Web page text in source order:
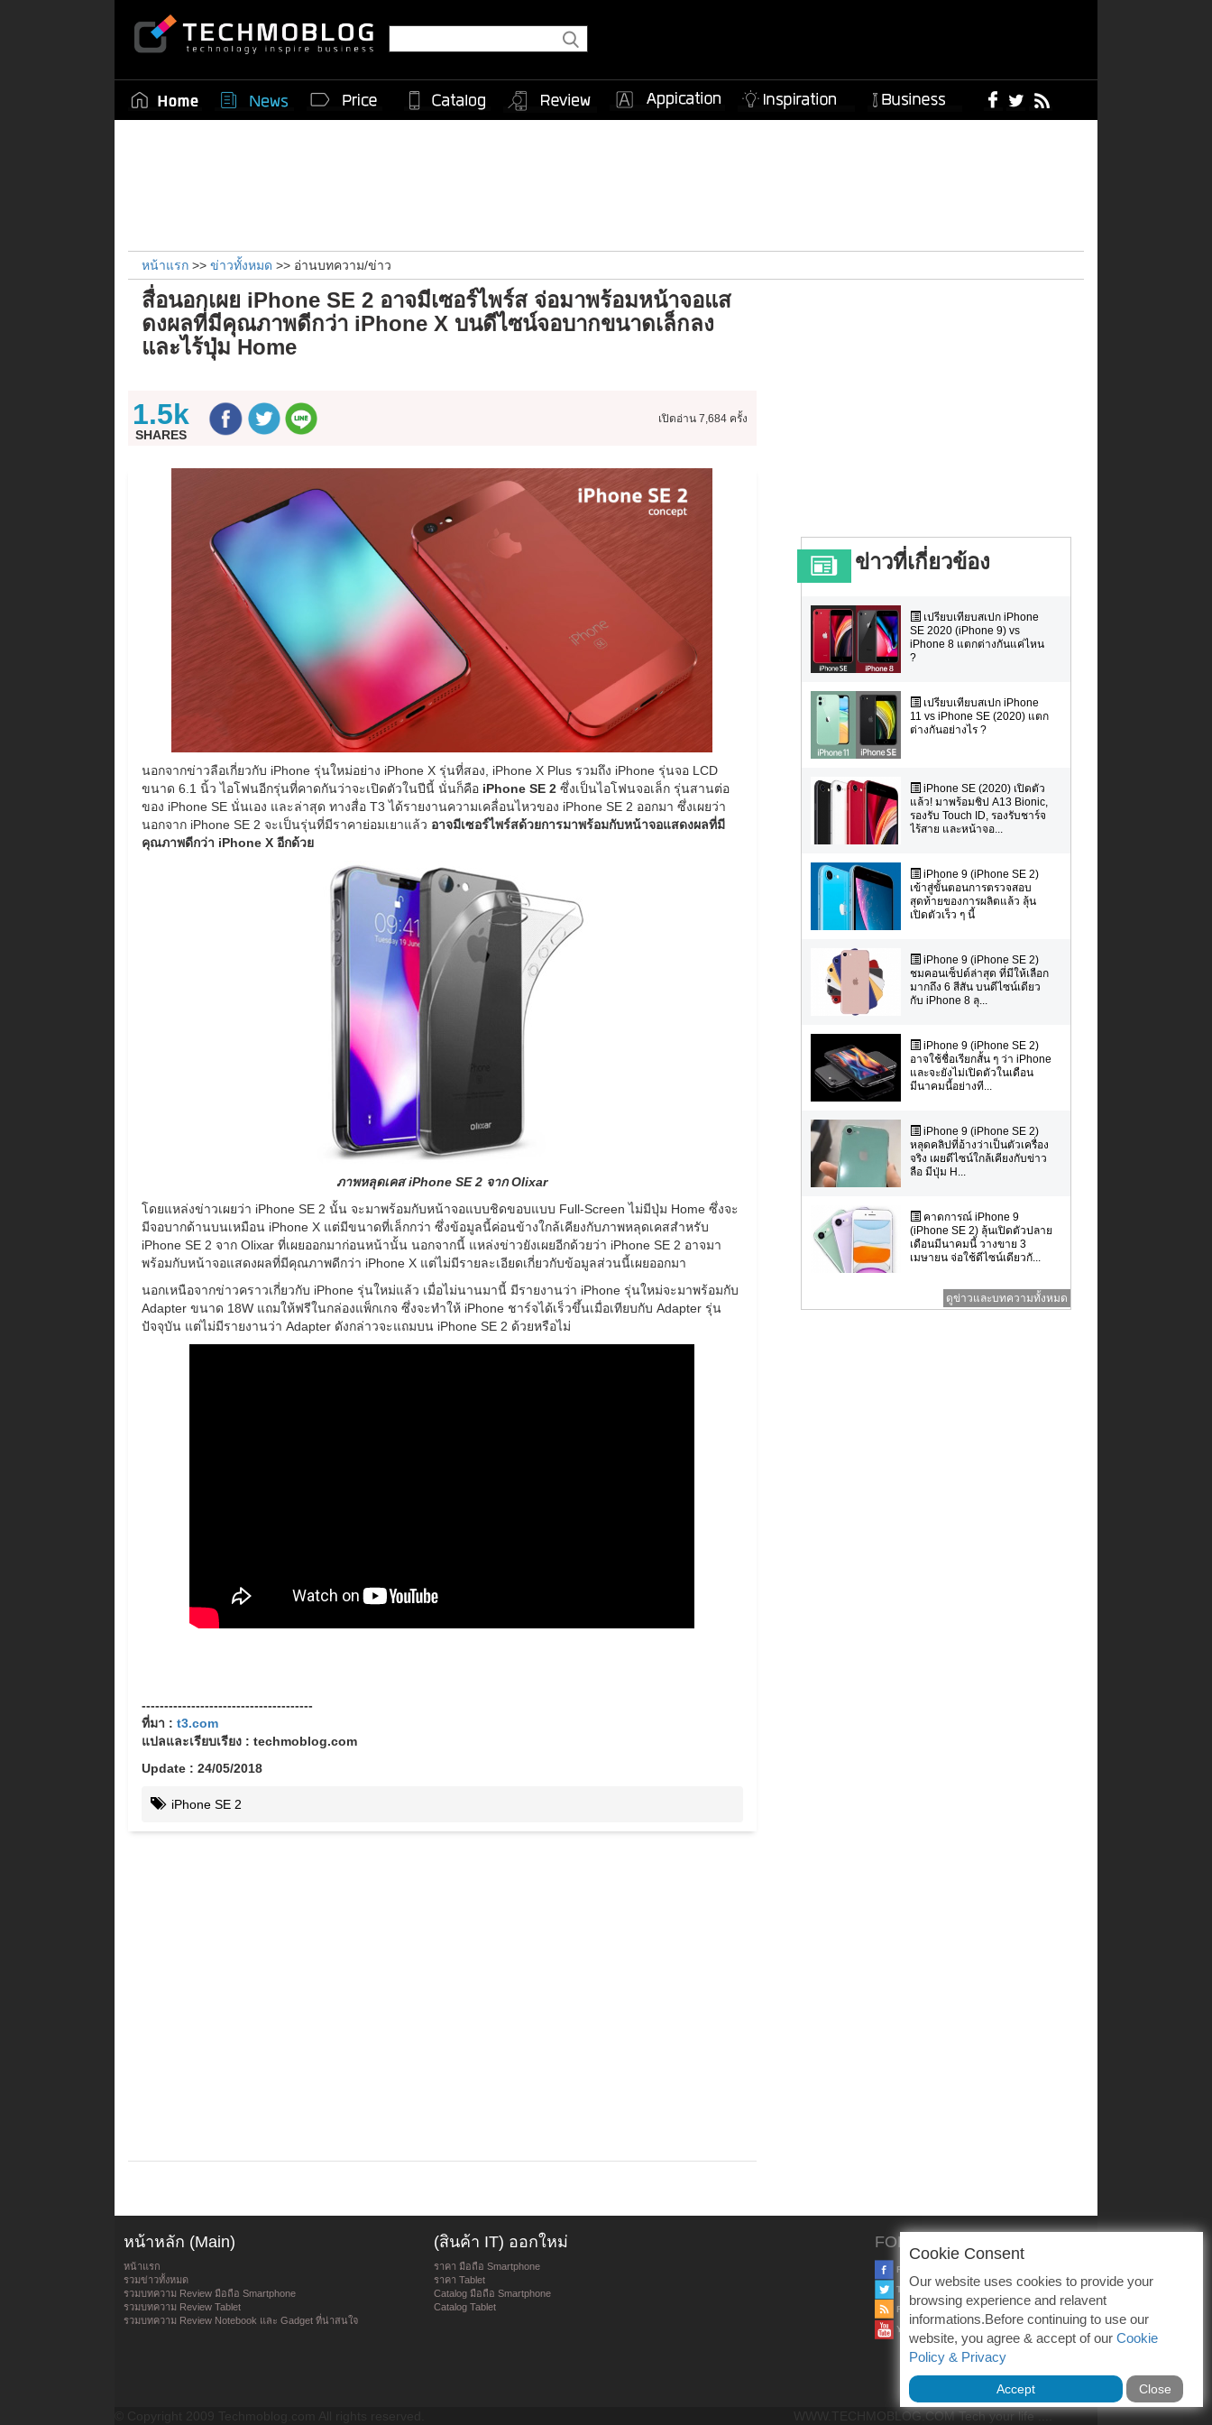
หน้าแรก >> ข่าวทั้งหมด >> อ่านบทความ/ข่าว
สื่อนอกเผย iPhone SE 2 อาจมีเซอร์ไพร์ส จ่อมาพร้อมหน้าจอแส
ดงผลที่มีคุณภาพดีกว่า iPhone X บนดีไซน์จอบากขนาดเล็กลง
และไร้ปุ่ม Home
1.5k
SHARES
เปิดอ่าน 7,684 ครั้ง
นอกจากข่าวลือเกี่ยวกับ iPhone รุ่นใหม่อย่าง iPhone X รุ่นที่สอง, iPhone X Plus รวมถึง iPhone รุ่นจอ LCD
ขนาด 6.1 นิ้ว ไอโฟนอีกรุ่นที่คาดกันว่าจะเปิดตัวในปีนี้ นั่นก็คือ iPhone SE 2 ซึ่งเป็นไอโฟนจอเล็ก รุ่นสานต่อ
ของ iPhone SE นั่นเอง และล่าสุด ทางสื่อ T3 ได้รายงานความเคลื่อนไหวของ iPhone SE 2 ออกมา ซึ่งเผยว่า
นอกจาก iPhone SE 2 จะเป็นรุ่นที่มีราคาย่อมเยาแล้ว อาจมีเซอร์ไพร์สด้วยการมาพร้อมกับหน้าจอแสดงผลที่มี
คุณภาพดีกว่า iPhone X อีกด้วย
ภาพหลุดเคส iPhone SE 2 จาก Olixar
โดยแหล่งข่าวเผยว่า iPhone SE 2 นั้น จะมาพร้อมกับหน้าจอแบบชิดขอบแบบ Full-Screen ไม่มีปุ่ม Home ซึ่งจะ
มีจอบากด้านบนเหมือน iPhone X แต่มีขนาดที่เล็กกว่า ซึ่งข้อมูลนี้ค่อนข้างใกล้เคียงกับภาพหลุดเคสสำหรับ
iPhone SE 2 จาก Olixar ที่เผยออกมาก่อนหน้านั้น นอกจากนี้ แหล่งข่าวยังเผยอีกด้วยว่า iPhone SE 2 อาจมา
พร้อมกับหน้าจอแสดงผลที่มีคุณภาพดีกว่า iPhone X แต่ไม่มีรายละเอียดเกี่ยวกับข้อมูลส่วนนี้เผยออกมา
นอกเหนือจากข่าวคราวเกี่ยวกับ iPhone รุ่นใหม่แล้ว เมื่อไม่นานมานี้ มีรายงานว่า iPhone รุ่นใหม่จะมาพร้อมกับ
Adapter ขนาด 18W แถมให้ฟรีในกล่องแพ็กเกจ ซึ่งจะทำให้ iPhone ชาร์จได้เร็วขึ้นเมื่อเทียบกับ Adapter รุ่น
ปัจจุบัน แต่ไม่มีรายงานว่า Adapter ดังกล่าวจะแถมบน iPhone SE 2 ด้วยหรือไม่
--------------------------------------
ที่มา : t3.com
แปลและเรียบเรียง : techmoblog.com
Update : 24/05/2018
iPhone SE 2
ข่าวที่เกี่ยวข้อง
เปรียบเทียบสเปก iPhone
SE 2020 (iPhone 9) vs
iPhone 8 แตกต่างกันแค่ไหน
?
เปรียบเทียบสเปก iPhone
11 vs iPhone SE (2020) แตก
ต่างกันอย่างไร ?
iPhone SE (2020) เปิดตัว
แล้ว! มาพร้อมชิป A13 Bionic,
รองรับ Touch ID, รองรับชาร์จ
ไร้สาย และหน้าจอ...
iPhone 9 (iPhone SE 2)
เข้าสู่ขั้นตอนการตรวจสอบ
สุดท้ายของการผลิตแล้ว ลุ้น
เปิดตัวเร็ว ๆ นี้
iPhone 9 (iPhone SE 2)
ชมคอนเซ็ปต์ล่าสุด ที่มีให้เลือก
มากถึง 6 สีสัน บนดีไซน์เดียว
กับ iPhone 8 ลุ...
iPhone 9 (iPhone SE 2)
อาจใช้ชื่อเรียกสั้น ๆ ว่า iPhone
และจะยังไม่เปิดตัวในเดือน
มีนาคมนี้อย่างที...
iPhone 9 (iPhone SE 2)
หลุดคลิปที่อ้างว่าเป็นตัวเครื่อง
จริง เผยดีไซน์ใกล้เคียงกับข่าว
ลือ มีปุ่ม H...
คาดการณ์ iPhone 9
(iPhone SE 2) ลุ้นเปิดตัวปลาย
เดือนมีนาคมนี้ วางขาย 3
เมษายน จ่อใช้ดีไซน์เดียวกั...
ดูข่าวและบทความทั้งหมด
หน้าหลัก (Main)
หน้าแรก
รวมข่าวทั้งหมด
รวมบทความ Review มือถือ Smartphone
รวมบทความ Review Tablet
รวมบทความ Review Notebook และ Gadget ที่น่าสนใจ
(สินค้า IT) ออกใหม่
ราคา มือถือ Smartphone
ราคา Tablet
Catalog มือถือ Smartphone
Catalog Tablet
FOLLOW US
FACEBOOK
TWITTER
RSS
YOUTUBE
WWW.TECHMOBLOG.COM Tech your life ....
Cookie Consent
Our website uses cookies to provide your
browsing experience and relavent
informations.Before continuing to use our
website, you agree & accept of our Cookie
Policy & Privacy
Accept Close